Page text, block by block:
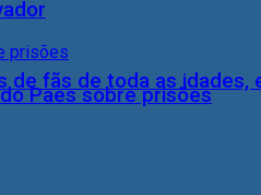
de fãs de toda as idades,
Paes sobre prisões